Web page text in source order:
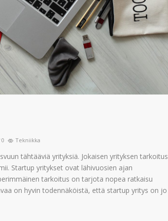
0 Tekniikka
tähtääviä yrityksiä. Jokaisen yrityksen tarkoitus
Startup yritykset ovat lähivuosien ajan
tarkoitus on tarjota nopea ratkaisu
on hyvin todennäköistä, että startup yritys on jo